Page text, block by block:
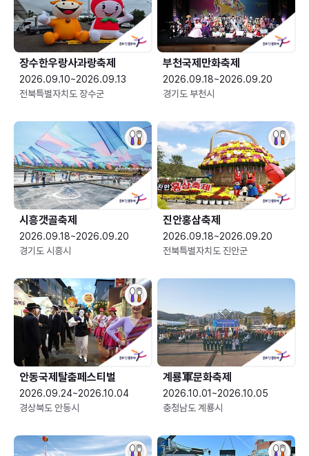
장수한우랑사과랑축제
2026.09.10~2026.09.13
전북특별자치도 장수군
부천국제만화축제
2026.09.18~2026.09.20
경기도 부천시
시흥갯골축제
2026.09.18~2026.09.20
경기도 시흥시
진안홍삼축제
2026.09.18~2026.09.20
전북특별자치도 진안군
안동국제탈춤페스티벌
2026.09.24~2026.10.04
경상북도 안동시
2026.10.01~2026.10.05
충청남도 계룡시